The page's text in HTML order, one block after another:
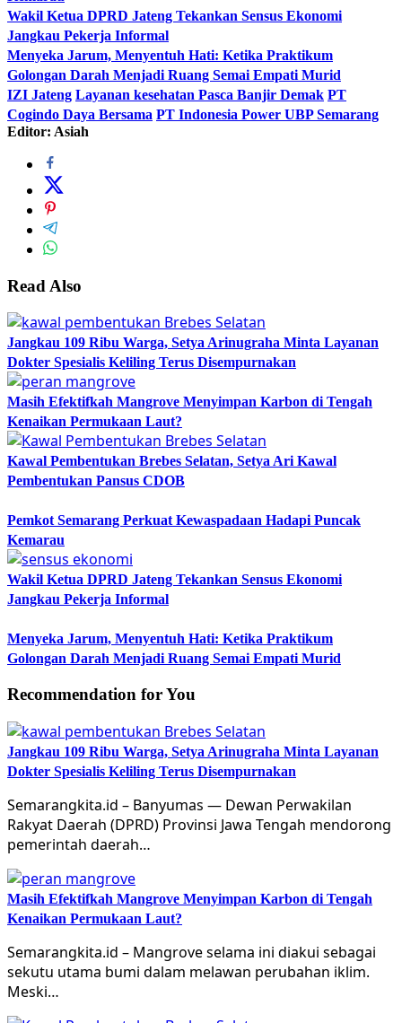
Wakil Ketua DPRD Jateng Tekankan Sensus Ekonomi
Jangkau Pekerja Informal
Menyeka Jarum, Menyentuh Hati: Ketika Praktikum
Golongan Darah Menjadi Ruang Semai Empati Murid
IZI Jateng Layanan kesehatan Pasca Banjir Demak PT
Cogindo Daya Bersama PT Indonesia Power UBP Semarang
Editor: Asiah
Read Also
Jangkau 109 Ribu Warga, Setya Arinugraha Minta Layanan
Dokter Spesialis Keliling Terus Disempurnakan
Masih Efektifkah Mangrove Menyimpan Karbon di Tengah
Kenaikan Permukaan Laut?
Kawal Pembentukan Brebes Selatan, Setya Ari Kawal
Pembentukan Pansus CDOB
Pemkot Semarang Perkuat Kewaspadaan Hadapi Puncak
Kemarau
Wakil Ketua DPRD Jateng Tekankan Sensus Ekonomi
Jangkau Pekerja Informal
Menyeka Jarum, Menyentuh Hati: Ketika Praktikum
Golongan Darah Menjadi Ruang Semai Empati Murid
Recommendation for You
Jangkau 109 Ribu Warga, Setya Arinugraha Minta Layanan
Dokter Spesialis Keliling Terus Disempurnakan
Semarangkita.id – Banyumas — Dewan Perwakilan
Rakyat Daerah (DPRD) Provinsi Jawa Tengah mendorong
pemerintah daerah…
Masih Efektifkah Mangrove Menyimpan Karbon di Tengah
Kenaikan Permukaan Laut?
Semarangkita.id – Mangrove selama ini diakui sebagai
sekutu utama bumi dalam melawan perubahan iklim.
Meski…